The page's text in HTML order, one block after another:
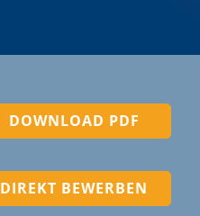
DOWNLOAD PDF
DIREKT BEWERBEN